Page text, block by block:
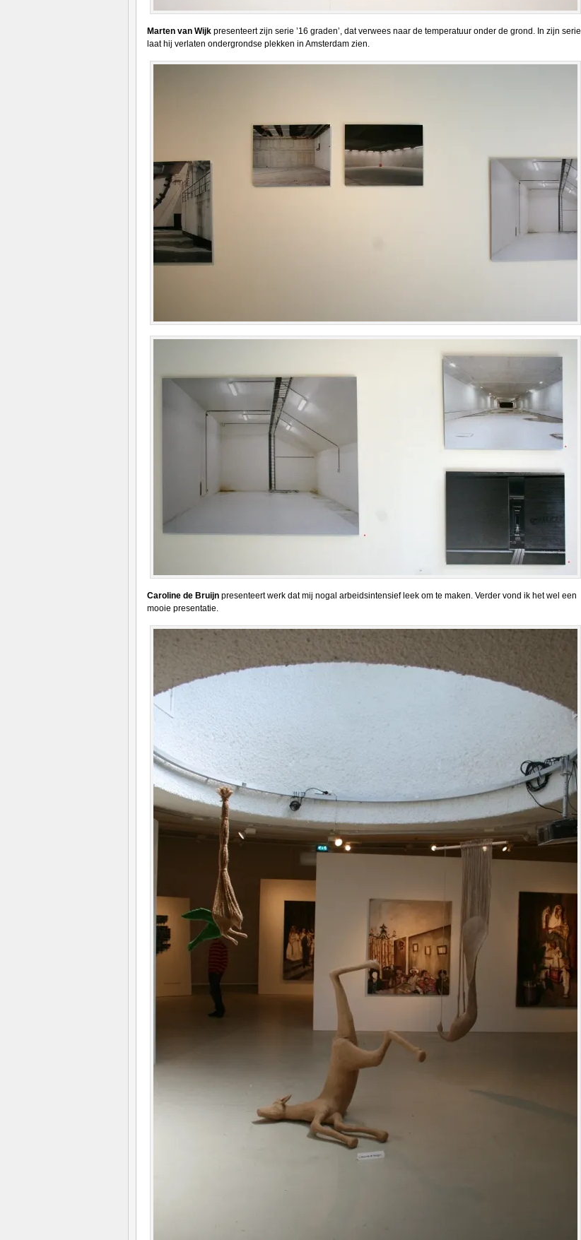
Marten van Wijk presenteert zijn serie ’16 graden’, dat verwees naar de temperatuur onder de grond. In zijn serie
laat hij verlaten ondergrondse plekken in Amsterdam zien.
Caroline de Bruijn presenteert werk dat mij nogal arbeidsintensief leek om te maken. Verder vond ik het wel een
mooie presentatie.